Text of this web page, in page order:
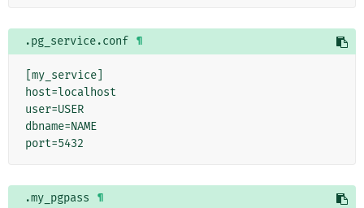
.pg_service.conf ¶
[my_service]
host=localhost
user=USER
dbname=NAME
.my_pgpass ¶